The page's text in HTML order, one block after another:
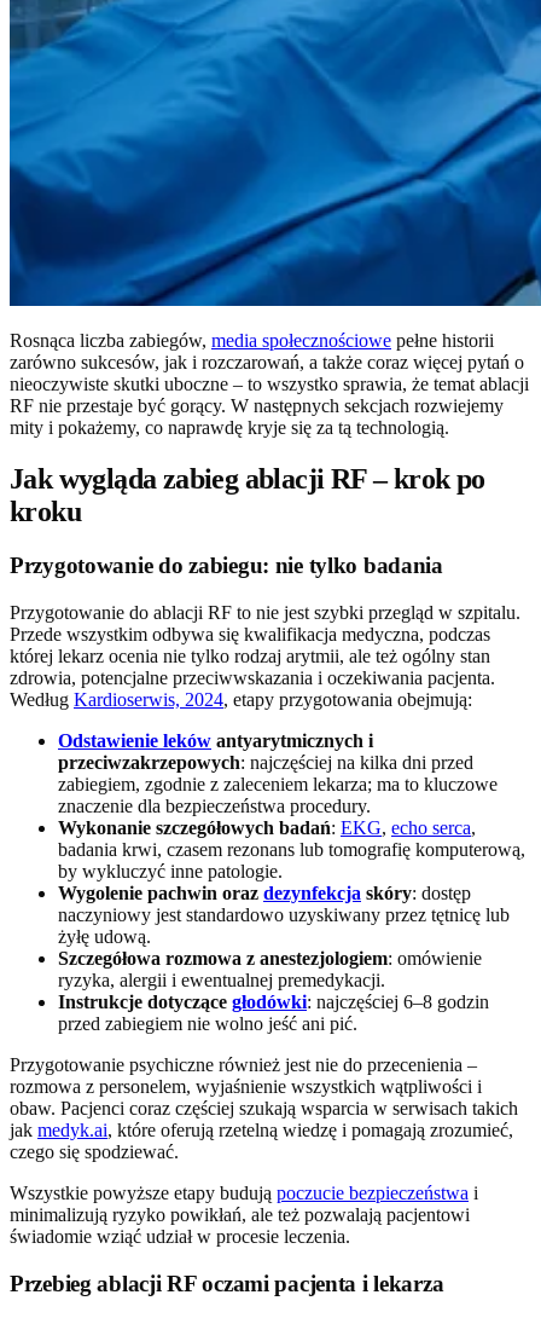
Rosnąca liczba zabiegów, media społecznościowe pełne historii
zarówno sukcesów, jak i rozczarowań, a także coraz więcej pytań o
nieoczywiste skutki uboczne – to wszystko sprawia, że temat ablacji
RF nie przestaje być gorący. W następnych sekcjach rozwiejemy
mity i pokażemy, co naprawdę kryje się za tą technologią.
Jak wygląda zabieg ablacji RF – krok po
kroku
Przygotowanie do zabiegu: nie tylko badania
Przygotowanie do ablacji RF to nie jest szybki przegląd w szpitalu.
Przede wszystkim odbywa się kwalifikacja medyczna, podczas
której lekarz ocenia nie tylko rodzaj arytmii, ale też ogólny stan
zdrowia, potencjalne przeciwwskazania i oczekiwania pacjenta.
Według Kardioserwis, 2024, etapy przygotowania obejmują:
Odstawienie leków antyarytmicznych i
przeciwzakrzepowych: najczęściej na kilka dni przed
zabiegiem, zgodnie z zaleceniem lekarza; ma to kluczowe
znaczenie dla bezpieczeństwa procedury.
Wykonanie szczegółowych badań: EKG, echo serca,
badania krwi, czasem rezonans lub tomografię komputerową,
by wykluczyć inne patologie.
Wygolenie pachwin oraz dezynfekcja skóry: dostęp
naczyniowy jest standardowo uzyskiwany przez tętnicę lub
żyłę udową.
Szczegółowa rozmowa z anestezjologiem: omówienie
ryzyka, alergii i ewentualnej premedykacji.
Instrukcje dotyczące głodówki: najczęściej 6–8 godzin
przed zabiegiem nie wolno jeść ani pić.
Przygotowanie psychiczne również jest nie do przecenienia –
rozmowa z personelem, wyjaśnienie wszystkich wątpliwości i
obaw. Pacjenci coraz częściej szukają wsparcia w serwisach takich
jak medyk.ai, które oferują rzetelną wiedzę i pomagają zrozumieć,
czego się spodziewać.
Wszystkie powyższe etapy budują poczucie bezpieczeństwa i
minimalizują ryzyko powikłań, ale też pozwalają pacjentowi
świadomie wziąć udział w procesie leczenia.
Przebieg ablacji RF oczami pacjenta i lekarza